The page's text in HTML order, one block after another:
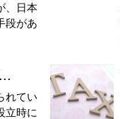
、日本
段があ
れてい
立時に